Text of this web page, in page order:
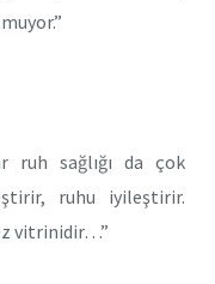
ruh sağlığı da çok
ruhu iyileştirir.
vitrinidir…”